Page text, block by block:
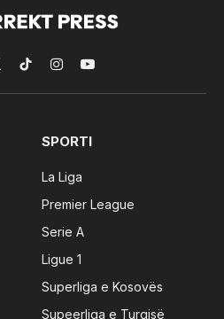
TikTokInstagramYouTube
SPORTI
La Liga
Premier League
Serie A
Ligue 1
Superliga e Kosovës
Supeerliga e Turqisë